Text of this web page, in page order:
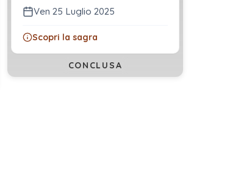
Ven 25 Luglio 2025
Scopri la sagra
CONCLUSA